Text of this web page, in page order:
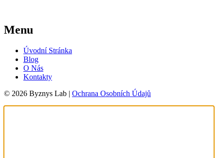
Menu
Úvodní Stránka
Blog
O Nás
Kontakty
© 2026 Byznys Lab | Ochrana Osobních Údajů